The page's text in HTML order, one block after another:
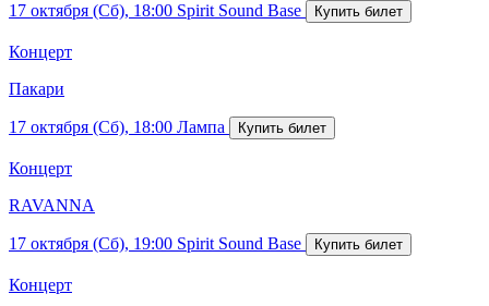
17 октября (Сб), 18:00 Spirit Sound Base
Концерт
Пакари
17 октября (Сб), 18:00 Лампа
Концерт
RAVANNA
17 октября (Сб), 19:00 Spirit Sound Base
Концерт